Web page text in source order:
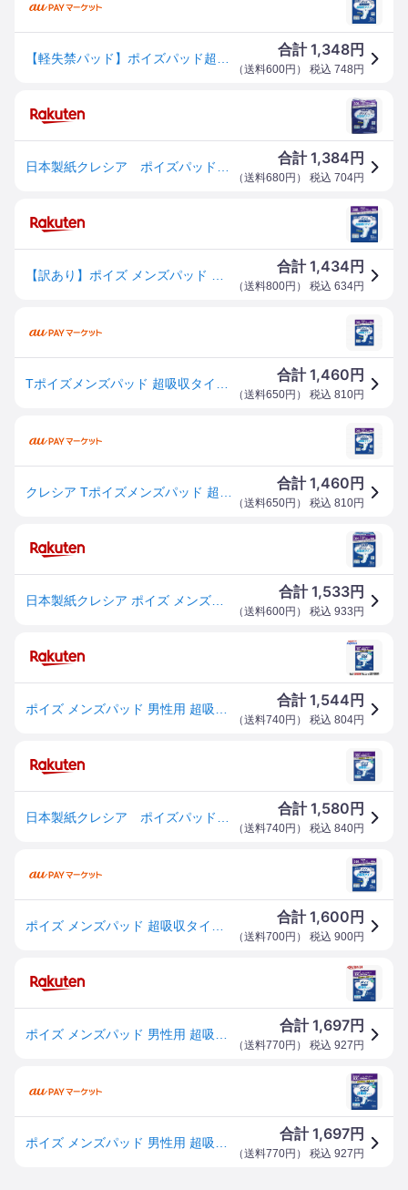
合計1,348円
（送料600円 ） 税込 748 円
合計1,384 円
（送料680円 ） 税込 704円
合計1,434 円
（送料800円 ） 税込 634円
合計1,460 円
（送料650円 ） 税込 810円
合計1,460 円
（送料650円 ） 税込 810円
合計1,533円
（送料600円 ） 税込 933 円
合計1,544 円
（送料740円 ） 税込 804円
合計1,580 円
（送料740円 ） 税込 840円
合計1,600 円
（送料700円 ） 税込 900円
合計1,697円
（送料770円 ） 税込 927 円
合計1,697円
（送料770円 ） 税込 927 円